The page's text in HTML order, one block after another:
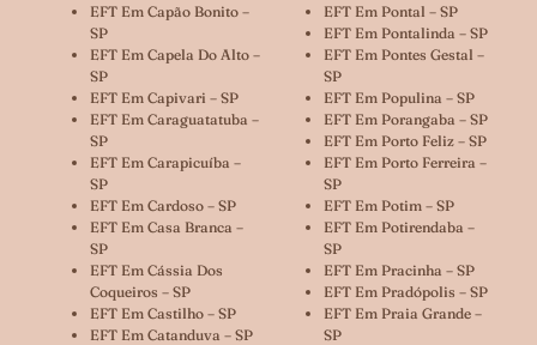
EFT Em Capão Bonito –
SP
EFT Em Capela Do Alto –
SP
EFT Em Capivari – SP
EFT Em Caraguatatuba –
SP
EFT Em Carapicuíba –
SP
EFT Em Cardoso – SP
EFT Em Casa Branca –
SP
EFT Em Cássia Dos
Coqueiros – SP
EFT Em Castilho – SP
EFT Em Catanduva – SP
EFT Em Pontal – SP
EFT Em Pontalinda – SP
EFT Em Pontes Gestal –
SP
EFT Em Populina – SP
EFT Em Porangaba – SP
EFT Em Porto Feliz – SP
EFT Em Porto Ferreira –
SP
EFT Em Potim – SP
EFT Em Potirendaba –
SP
EFT Em Pracinha – SP
EFT Em Pradópolis – SP
EFT Em Praia Grande –
SP